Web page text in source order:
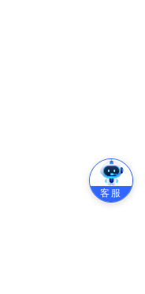
客服